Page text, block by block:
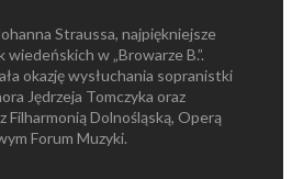
Straussa, najpiękniejsze
w „Browarze B.”.
okazję wysłuchania sopranistki
Jędrzeja Tomczyka oraz
Filharmonią Dolnośląską, Operą
Forum Muzyki.